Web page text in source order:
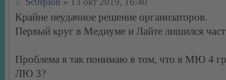
Крайне неудачное решение организаторов.
Первый круг в Медиуме и Лайте лишился
Проблема я так понимаю в том, что в МЮ 4
ЛЮ 3?